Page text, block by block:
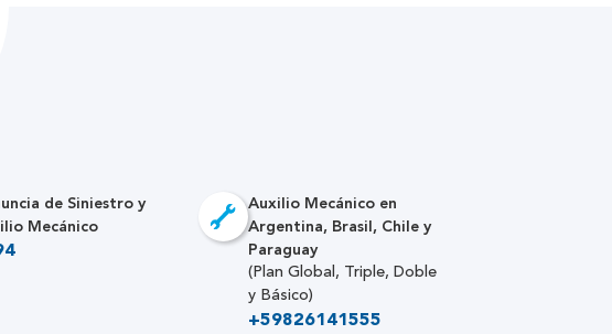
de Siniestro y
Mecánico
Auxilio Mecánico en
Argentina, Brasil, Chile y
Paraguay
(Plan Global, Triple, Doble
y Básico)
+59826141555